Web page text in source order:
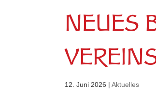
NEUES
12. Juni 2026 |Aktuelles